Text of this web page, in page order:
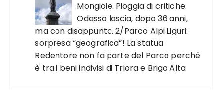
Mongioie. Pioggia di critiche.
Odasso lascia, dopo 36 anni,
ma con disappunto. 2/Parco Alpi Liguri:
sorpresa “geografica”! La statua
Redentore non fa parte del Parco perché
è tra i beni indivisi di Triora e Briga Alta